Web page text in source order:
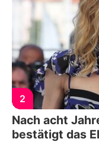
2
Nach acht
bestätigt das